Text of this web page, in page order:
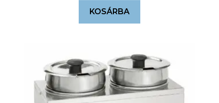
KOSÁRBA